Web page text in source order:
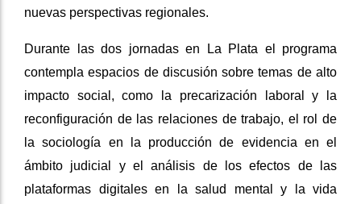
nuevas perspectivas regionales.
Durante las dos jornadas en La Plata el programa
contempla espacios de discusión sobre temas de alto
impacto social, como la precarización laboral y la
reconfiguración de las relaciones de trabajo, el rol de
la sociología en la producción de evidencia en el
ámbito judicial y el análisis de los efectos de las
plataformas digitales en la salud mental y la vida